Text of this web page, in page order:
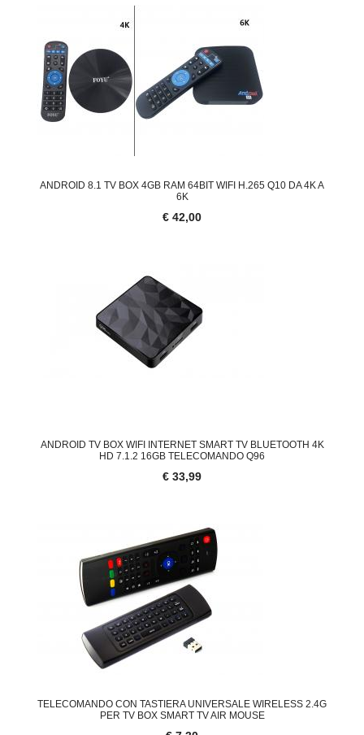
ANDROID 8.1 TV BOX 4GB RAM 64BIT WIFI H.265 Q10 DA 4K A
6K
€ 42,00
ANDROID TV BOX WIFI INTERNET SMART TV BLUETOOTH 4K
HD 7.1.2 16GB TELECOMANDO Q96
€ 33,99
TELECOMANDO CON TASTIERA UNIVERSALE WIRELESS 2.4G
PER TV BOX SMART TV AIR MOUSE